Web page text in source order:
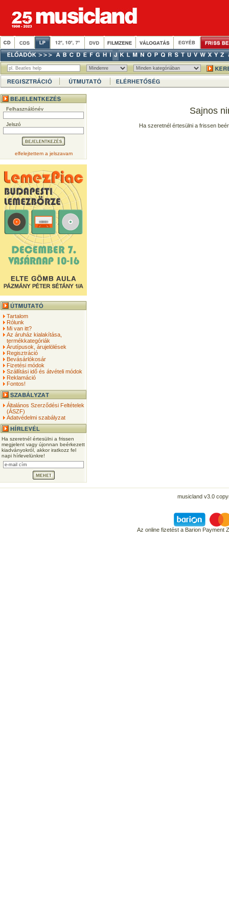
Felhasználónév
Jelszó
elfelejtettem a jelszavam
Tartalom
Rólunk
Mi van itt?
Az áruház kialakítása,
termékkategóriák
Árutípusok, árujelölések
Regisztráció
Bevásárlókosár
Fizetési módok
Szállítási idő és átvételi módok
Reklamáció
Fontos!
Általános Szerződési Feltételek
(ÁSZF)
Adatvédelmi szabályzat
Ha szeretnél értesülni a frissen
megjelent vagy újonnan beérkezett
kiadványokról, akkor iratkozz fel
napi hírlevelünkre!
Sajnos
Ha szeretnél értesülni a frissen
musicland v3.0
Az online fizetést a Barion Payment